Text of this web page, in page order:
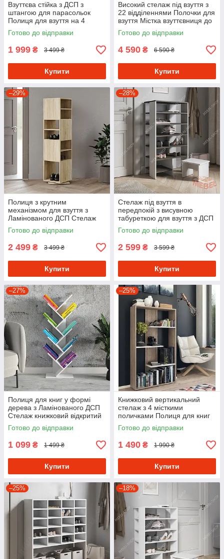
Взуттєва стійка з ДСП з
штангою для парасольок
Полиця для взуття на 4
комірки в передпокій 120 см
шириною
Готово до відправки
1 999 ₴ 3 499 ₴
Купити
Високий стелаж під взуття з
22 відділеннями Полочки для
взуття Містка взуттєвниця до
передпокою
Готово до відправки
4 590 ₴ 6 590 ₴
Купити
–29%
Полиця з крутним
механізмом для взуття з
Ламінованого ДСП Стелаж
обертовий в передпокій
Готово до відправки
2 499 ₴ 3 499 ₴
Купити
–28%
Стелаж під взуття в
передпокій з висувною
табуреткою для взуття з ДСП
Взуттєва полиця з 6
осередками 60 см шириною
Готово до відправки
2 599 ₴ 3 599 ₴
Купити
–27%
Полиця для книг у формі
дерева з Ламінованого ДСП
Стелаж книжковий відкритий
шириною 40 см
Готово до відправки
1 099 ₴ 1 499 ₴
Купити
–25%
Книжковий вертикальний
стелаж з 4 місткими
поличками Полиця для книг
та декоративних елементів з
ДСП
Готово до відправки
1 490 ₴ 1 990 ₴
Купити
–25% –18%